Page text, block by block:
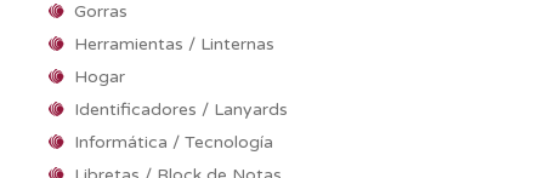
Gorras
Herramientas / Linternas
Hogar
Identificadores / Lanyards
Informática / Tecnología